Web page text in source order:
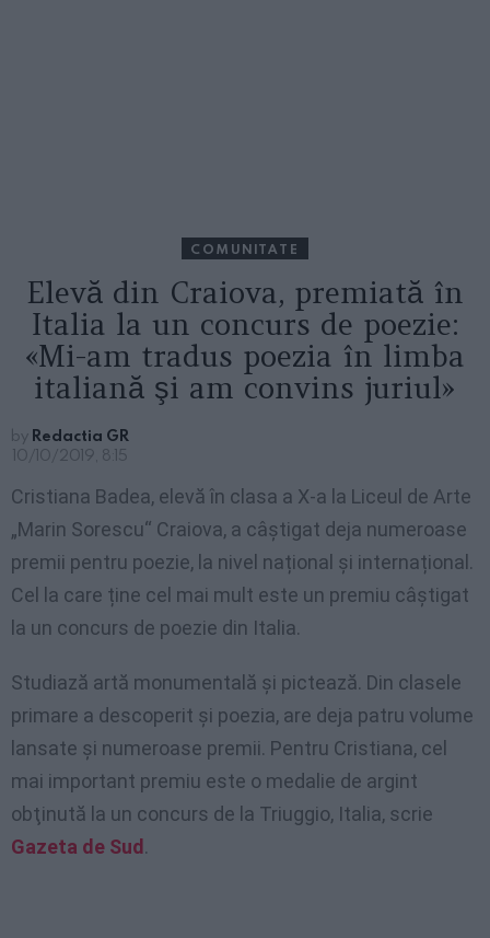
COMUNITATE
Elevă din Craiova, premiată în
Italia la un concurs de poezie:
«Mi-am tradus poezia în limba
italiană şi am convins juriul»
by Redactia GR
10/10/2019, 8:15
Cristiana Badea, elevă în clasa a X-a la Liceul de Arte
„Marin Sorescu“ Craiova, a câștigat deja numeroase
premii pentru poezie, la nivel național și internațional.
Cel la care ține cel mai mult este un premiu câștigat
la un concurs de poezie din Italia.
Studiază artă monumentală și pictează. Din clasele
primare a descoperit şi poezia, are deja patru volume
lansate şi numeroase premii. Pentru Cristiana, cel
mai important premiu este o medalie de argint
obţinută la un concurs de la Triuggio, Italia, scrie
Gazeta de Sud .